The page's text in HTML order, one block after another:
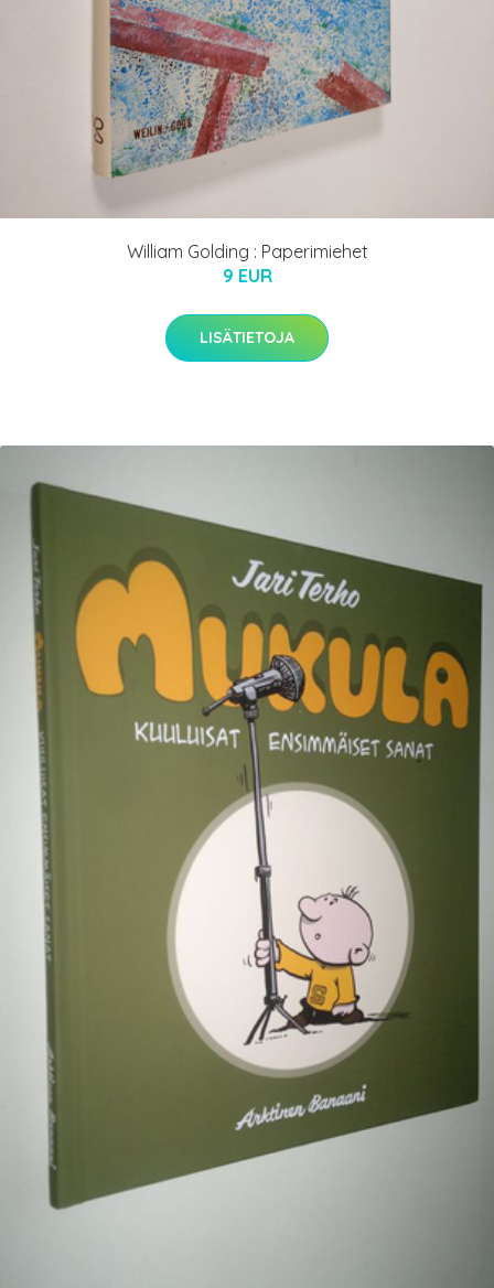
William Golding : Paperimiehet
9 EUR
LISÄTIETOJA